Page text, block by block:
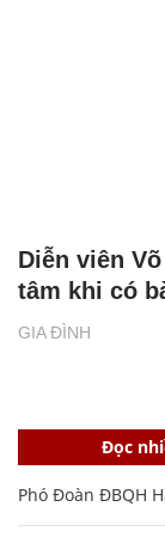
GIA ĐÌNH
Diễn viên
tâm khi có
Đọc
Phó Đoàn ĐBQH